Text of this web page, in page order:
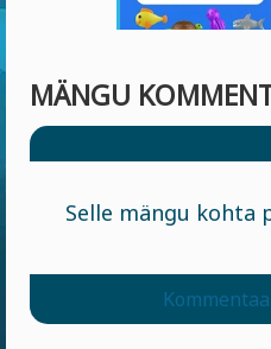
MÄNGU
Selle mängu kohta